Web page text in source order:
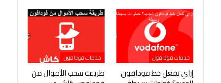
خدمات فودافون
إزاي تفعل خط فودافون
خدمات فودافون
طريقة سحب الأموال من